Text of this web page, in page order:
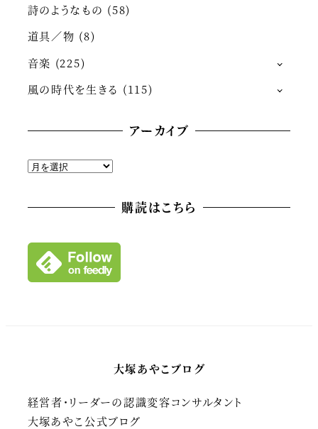
詩のようなもの (58)
道具／物 (8)
音楽 (225)
風の時代を生きる (115)
アーカイブ
ア
ブ
購読はこちら
大塚あやこブログ
経営者・リーダーの認識変容コンサルタント
大塚あやこ公式ブログ